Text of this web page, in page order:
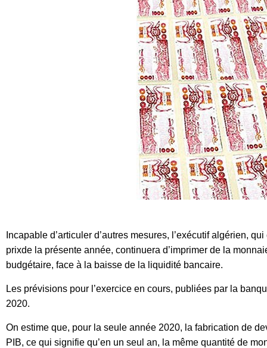
Incapable d’articuler d’autres mesures, l’exécutif algérien,
prixde la présente année, continuera d’imprimer de la
budgétaire, face à la baisse de la liquidité bancaire.
Les prévisions pour l’exercice en cours, publiées par la
2020.
On estime que, pour la seule année 2020, la fabrication de
PIB, ce qui signifie qu’en un seul an, la même quantité de